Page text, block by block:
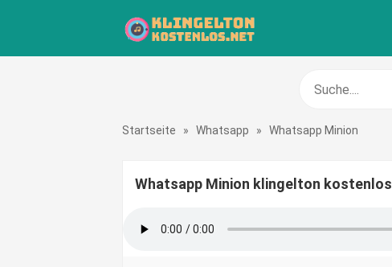
Startseite » Whatsapp » Whatsapp Minion
Whatsapp Minion klingelton kostenlos